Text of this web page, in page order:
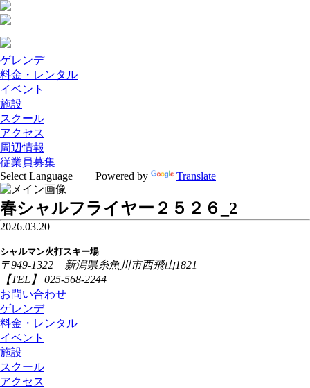
ゲレンデ
料金・レンタル
イベント
施設
スクール
アクセス
周辺情報
従業員募集
Powered by
Translate
春シャルフライヤー２５２６_2
2026.03.20
シャルマン火打スキー場
〒949-1322 新潟県糸魚川市西飛山1821
【TEL】 025-568-2244
お問い合わせ
ゲレンデ
料金・レンタル
イベント
施設
スクール
アクセス